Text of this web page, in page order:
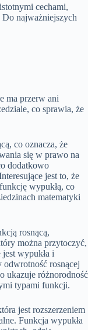
cechami,
Do najważniejszych
ma przerw ani
co sprawia, że
co oznacza, że
się w prawo na
dodatkowo
jest to, że
wypukłą, co
matematyki
rosnącą,
można przytoczyć,
wypukła i
rosnącej
ukazuje różnorodność
typami funkcji.
jest rozszerzeniem
Funkcja wypukła